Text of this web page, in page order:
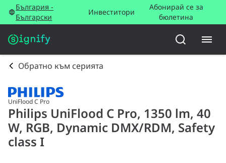
България -
Български
Инвеститори
Абонирай се за
бюлетина
Обратно към серията
UniFlood C Pro
Philips UniFlood C Pro, 1350 lm, 40
W, RGB, Dynamic DMX/RDM, Safety
class I